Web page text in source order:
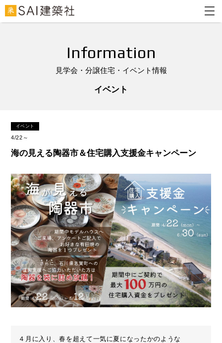
Information
見学会・分譲住宅・イベント情報
イベント
イベント
4/22～
海の見える陶器市＆住宅購入支援金キャンペーン
４月に入り、春を超えて一気に夏になったかのような